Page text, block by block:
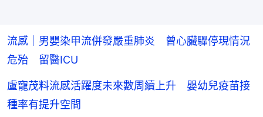
流感｜男嬰染甲流併發嚴重肺炎 曾心臟驟停現情況
危殆 留醫ICU
盧寵茂料流感活躍度未來數周續上升 嬰幼兒疫苗接
種率有提升空間